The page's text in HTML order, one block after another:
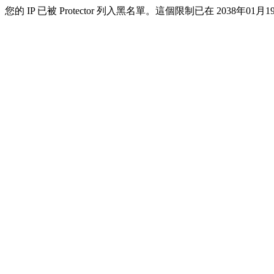
您的 IP 已被 Protector 列入黑名單。這個限制已在 2038年01月